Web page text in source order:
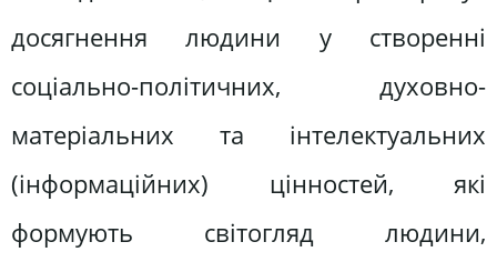
досягнення людини у створенні
соціально-політичних, духовно-
матеріальних та інтелектуальних
(інформаційних) цінностей, які
формують світогляд людини,